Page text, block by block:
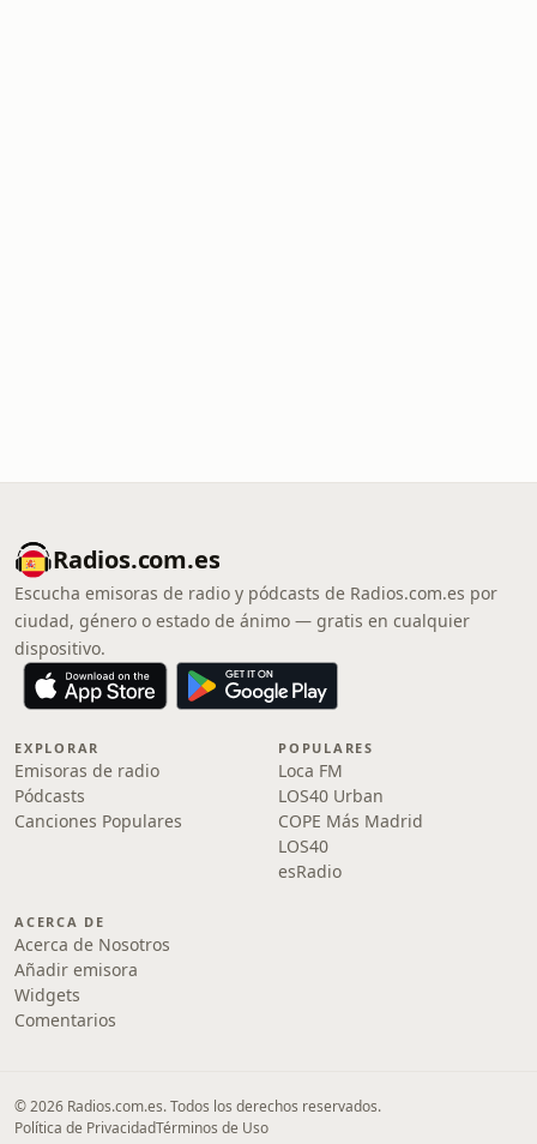
Radios.com.es
Escucha emisoras de radio y pódcasts de Radios.com.es por
ciudad, género o estado de ánimo — gratis en cualquier
dispositivo.
EXPLORAR
Emisoras de radio
Pódcasts
Canciones Populares
POPULARES
Loca FM
LOS40 Urban
COPE Más Madrid
LOS40
esRadio
ACERCA DE
Acerca de Nosotros
Añadir emisora
Widgets
Comentarios
© 2026 Radios.com.es. Todos los derechos reservados.
Política de PrivacidadTérminos de Uso